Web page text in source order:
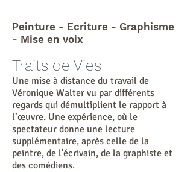
Peinture - Ecriture - Graphisme
- Mise en voix
Traits de Vies
Une mise à distance du travail de
Véronique Walter vu par différents
regards qui démultiplient le rapport à
l’œuvre. Une expérience, où le
spectateur donne une lecture
supplémentaire, après celle de la
peintre, de l'écrivain, de la graphiste et
des comédiens.